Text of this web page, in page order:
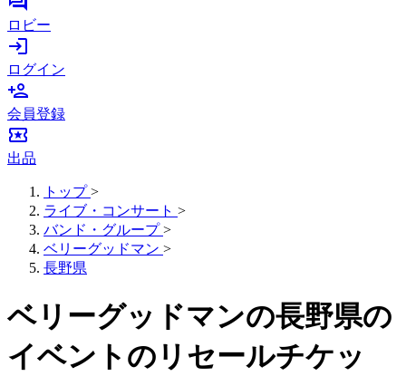
ロビー
login
ログイン
person_add
会員登録
local_activity
出品
トップ >
ライブ・コンサート >
バンド・グループ >
ベリーグッドマン >
長野県
ベリーグッドマンの長野県の
イベントのリセールチケッ